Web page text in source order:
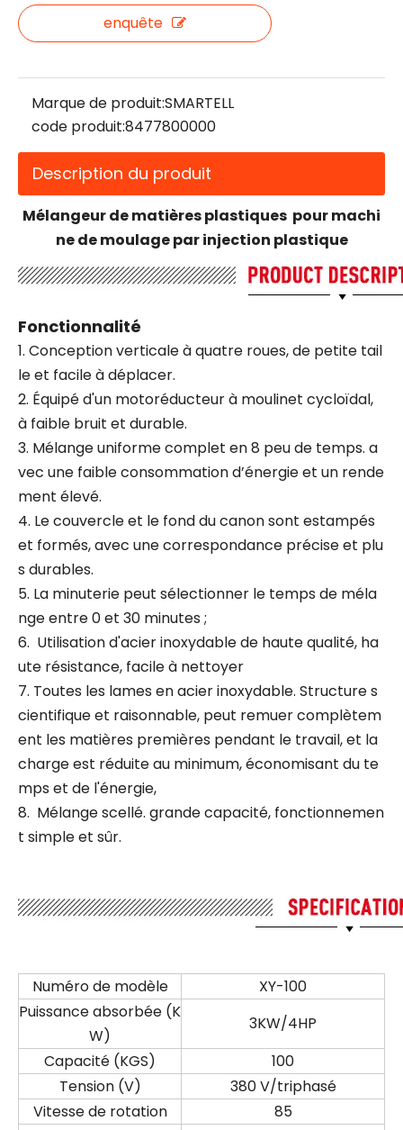
enquête
Marque de produit:SMARTELL
code produit:8477800000
Description du produit
Mélangeur de matières plastiques pour machi
ne de moulage par injection plastique
Fonctionnalité
1. Conception verticale à quatre roues, de petite tail
le et facile à déplacer.
2. Équipé d'un motoréducteur à moulinet cycloïdal,
à faible bruit et durable.
3. Mélange uniforme complet en 8 peu de temps. a
vec une faible consommation d’énergie et un rende
ment élevé.
4. Le couvercle et le fond du canon sont estampés
et formés, avec une correspondance précise et plu
s durables.
5. La minuterie peut sélectionner le temps de méla
nge entre 0 et 30 minutes ;
6. Utilisation d'acier inoxydable de haute qualité, ha
ute résistance, facile à nettoyer
7. Toutes les lames en acier inoxydable. Structure s
cientifique et raisonnable, peut remuer complètem
ent les matières premières pendant le travail, et la
charge est réduite au minimum, économisant du te
mps et de l'énergie,
8. Mélange scellé. grande capacité, fonctionnemen
t simple et sûr.
Numéro de modèle
XY-100
Puissance absorbée (K
W)
3KW/4HP
Capacité (KGS)
100
Tension (V)
380 V/triphasé
Vitesse de rotation
85